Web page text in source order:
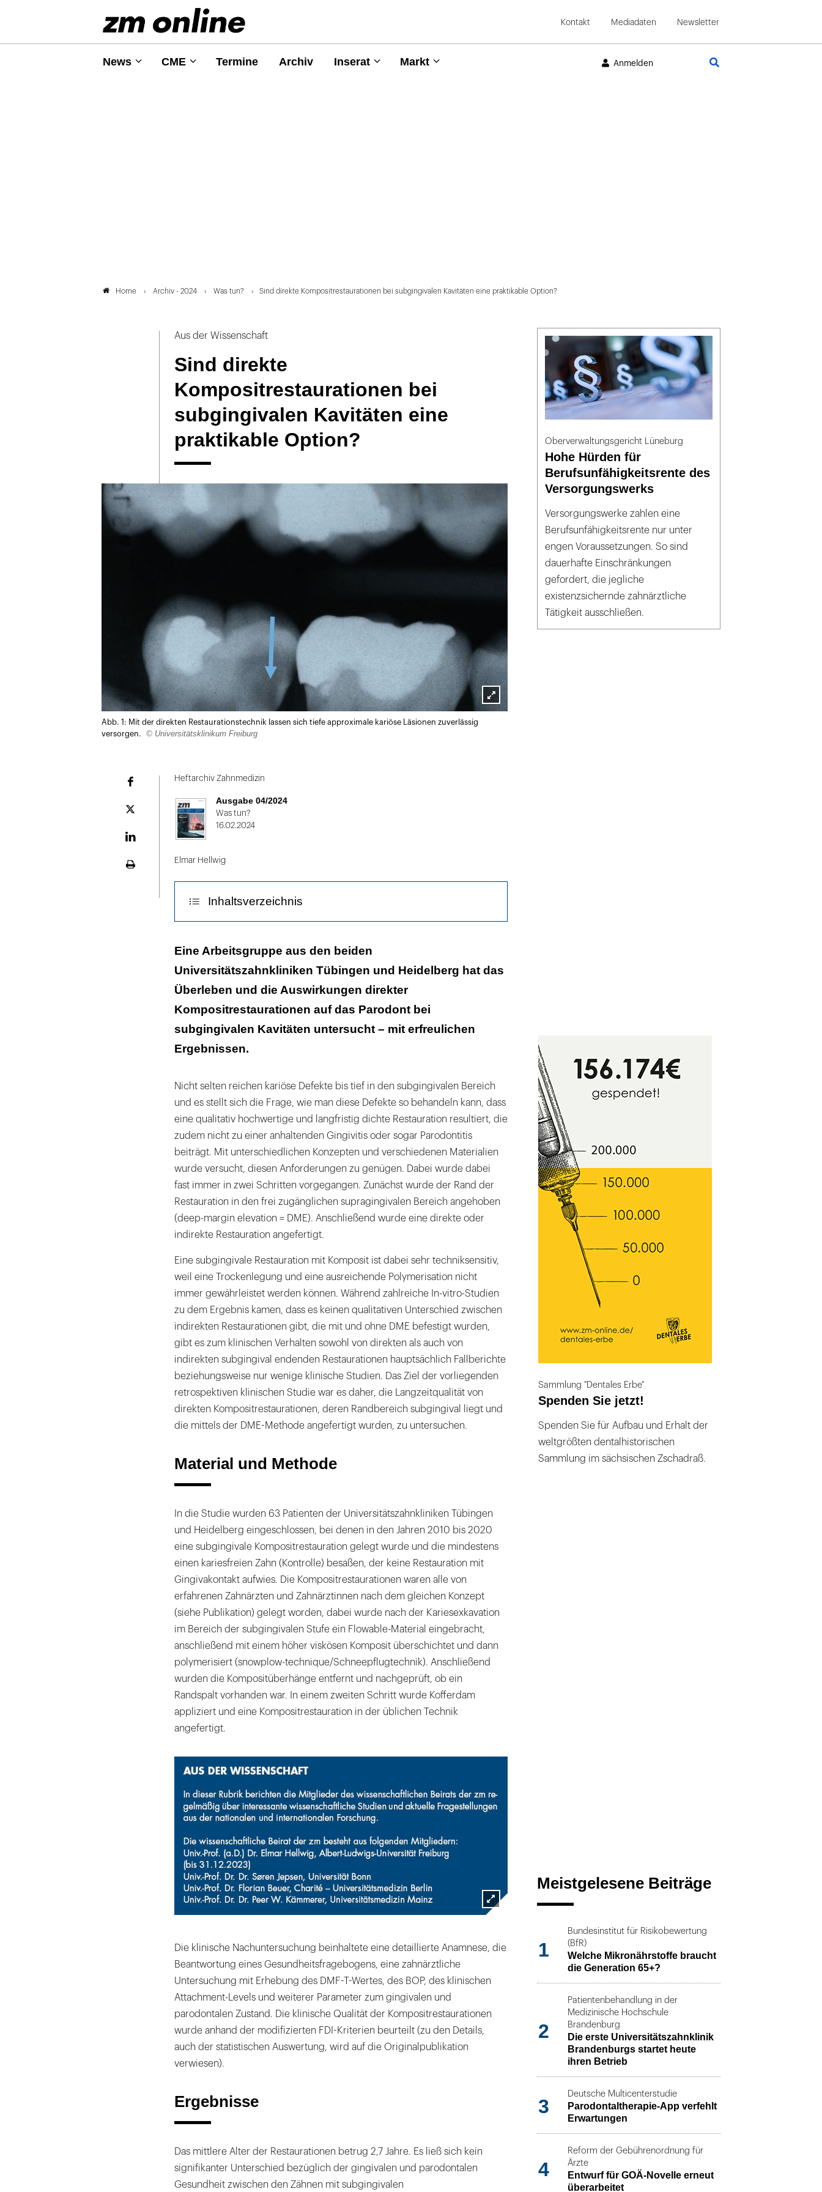
Kontakt Mediadaten Newsletter
News CME Termine Archiv Inserat Markt Anmelden
Home Archiv - 2024 Was tun? Sind direkte Kompositrestaurationen bei subgingivalen Kavitäten eine praktikable Option?
Aus der Wissenschaft
Sind direkte
Kompositrestaurationen bei
subgingivalen Kavitäten eine
praktikable Option?
Lightbox
Abb. 1: Mit der direkten Restaurationstechnik lassen sich tiefe approximale kariöse Läsionen zuverlässig
versorgen.
© Universitätsklinikum Freiburg
Plattform
Heftarchiv Zahnmedizin
Ausgabe 04/2024
Was tun?
16.02.2024
Elmar Hellwig
Inhaltsverzeichnis
Material und Methode
Ergebnisse
Fazit für die Praxis
Eine Arbeitsgruppe aus den beiden
Universitätszahnkliniken Tübingen und Heidelberg hat das
Überleben und die Auswirkungen direkter
Kompositrestaurationen auf das Parodont bei
subgingivalen Kavitäten untersucht – mit erfreulichen
Ergebnissen.
Nicht selten reichen kariöse Defekte bis tief in den subgingivalen Bereich
und es stellt sich die Frage, wie man diese Defekte so behandeln kann, dass
eine qualitativ hochwertige und langfristig dichte Restauration resultiert, die
zudem nicht zu einer anhaltenden Gingivitis oder sogar Parodontitis
beiträgt. Mit unterschiedlichen Konzepten und verschiedenen Materialien
wurde versucht, diesen Anforderungen zu genügen. Dabei wurde dabei
fast immer in zwei Schritten vorgegangen. Zunächst wurde der Rand der
Restauration in den frei zugänglichen supragingivalen Bereich angehoben
(deep-margin elevation = DME). Anschließend wurde eine direkte oder
indirekte Restauration angefertigt.
Eine subgingivale Restauration mit Komposit ist dabei sehr techniksensitiv,
weil eine Trockenlegung und eine ausreichende Polymerisation nicht
immer gewährleistet werden können. Während zahlreiche In-vitro-Studien
zu dem Ergebnis kamen, dass es keinen qualitativen Unterschied zwischen
indirekten Restaurationen gibt, die mit und ohne DME befestigt wurden,
gibt es zum klinischen Verhalten sowohl von direkten als auch von
indirekten subgingival endenden Restaurationen hauptsächlich Fallberichte
beziehungsweise nur wenige klinische Studien. Das Ziel der vorliegenden
retrospektiven klinischen Studie war es daher, die Langzeitqualität von
direkten Kompositrestaurationen, deren Randbereich subgingival liegt und
die mittels der DME-Methode angefertigt wurden, zu untersuchen.
Material und Methode
In die Studie wurden 63 Patienten der Universitätszahnkliniken Tübingen
und Heidelberg eingeschlossen, bei denen in den Jahren 2010 bis 2020
eine subgingivale Kompositrestauration gelegt wurde und die mindestens
einen kariesfreien Zahn (Kontrolle) besaßen, der keine Restauration mit
Gingivakontakt aufwies. Die Kompositrestaurationen waren alle von
erfahrenen Zahnärzten und Zahnärztinnen nach dem gleichen Konzept
(siehe Publikation) gelegt worden, dabei wurde nach der Kariesexkavation
im Bereich der subgingivalen Stufe ein Flowable-Material eingebracht,
anschließend mit einem höher viskösen Komposit überschichtet und dann
polymerisiert (snowplow-technique/Schneepflugtechnik). Anschließend
wurden die Kompositüberhänge entfernt und nachgeprüft, ob ein
Randspalt vorhanden war. In einem zweiten Schritt wurde Kofferdam
appliziert und eine Kompositrestauration in der üblichen Technik
angefertigt.
Die klinische Nachuntersuchung beinhaltete eine detaillierte Anamnese, die
Beantwortung eines Gesundheitsfragebogens, eine zahnärztliche
Untersuchung mit Erhebung des DMF-T-Wertes, des BOP, des klinischen
Attachment-Levels und weiterer Parameter zum gingivalen und
parodontalen Zustand. Die klinische Qualität der Kompositrestaurationen
wurde anhand der modifizierten FDI-Kriterien beurteilt (zu den Details,
auch der statistischen Auswertung, wird auf die Originalpublikation
verwiesen).
Ergebnisse
Das mittlere Alter der Restaurationen betrug 2,7 Jahre. Es ließ sich kein
signifikanter Unterschied bezüglich der gingivalen und parodontalen
Gesundheit zwischen den Zähnen mit subgingivalen
Oberverwaltungsgericht Lüneburg
Hohe Hürden für
Berufsunfähigkeitsrente des
Versorgungswerks
Versorgungswerke zahlen eine
Berufsunfähigkeitsrente nur unter
engen Voraussetzungen. So sind
dauerhafte Einschränkungen
gefordert, die jegliche
existenzsichernde zahnärztliche
Tätigkeit ausschließen.
Sammlung "Dentales Erbe"
Spenden Sie jetzt!
Spenden Sie für Aufbau und Erhalt der
weltgrößten dentalhistorischen
Sammlung im sächsischen Zschadraß.
Meistgelesene Beiträge
1
Bundesinstitut für Risikobewertung
(BfR)
Welche Mikronährstoffe braucht
die Generation 65+?
2
Patientenbehandlung in der
Medizinische Hochschule
Brandenburg
Die erste Universitätszahnklinik
Brandenburgs startet heute
ihren Betrieb
3
Deutsche Multicenterstudie
Parodontaltherapie-App verfehlt
Erwartungen
4
Reform der Gebührenordnung für
Ärzte
Entwurf für GOÄ-Novelle erneut
überarbeitet